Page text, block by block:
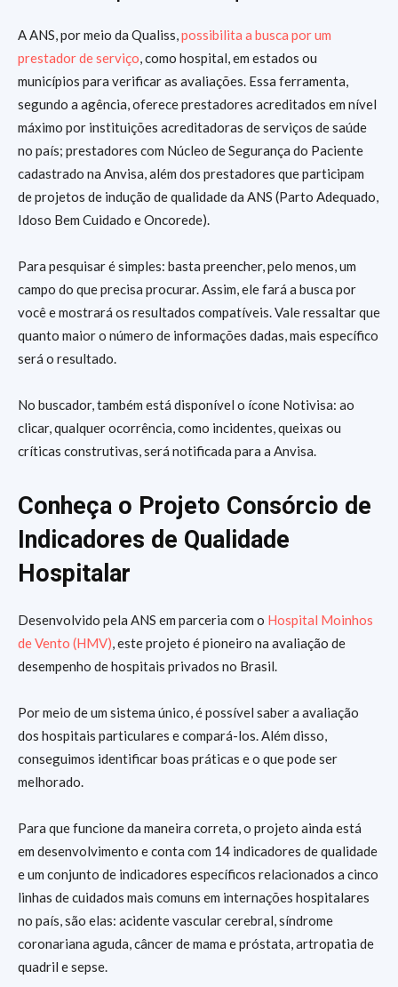
A ANS, por meio da Qualiss,possibilita a busca por um
prestador de serviço, como hospital, em estados ou
municípios para verificar as avaliações. Essa ferramenta,
segundo a agência, oferece prestadores acreditados em nível
máximo por instituições acreditadoras de serviços de saúde
no país; prestadores com Núcleo de Segurança do Paciente
cadastrado na Anvisa, além dos prestadores que participam
de projetos de indução de qualidade da ANS (Parto Adequado,
Idoso Bem Cuidado e Oncorede).
Para pesquisar é simples: basta preencher, pelo menos, um
campo do que precisa procurar. Assim, ele fará a busca por
você e mostrará os resultados compatíveis. Vale ressaltar que
quanto maior o número de informações dadas, mais específico
será o resultado.
No buscador, também está disponível o ícone Notivisa: ao
clicar, qualquer ocorrência, como incidentes, queixas ou
críticas construtivas, será notificada para a Anvisa.
Conheça o Projeto Consórcio de
Indicadores de Qualidade
Hospitalar
Desenvolvido pela ANS em parceria com o Hospital Moinhos
de Vento (HMV), este projeto é pioneiro na avaliação de
desempenho de hospitais privados no Brasil.
Por meio de um sistema único, é possível saber a avaliação
dos hospitais particulares e compará-los. Além disso,
conseguimos identificar boas práticas e o que pode ser
melhorado.
Para que funcione da maneira correta, o projeto ainda está
em desenvolvimento e conta com 14 indicadores de qualidade
e um conjunto de indicadores específicos relacionados a cinco
linhas de cuidados mais comuns em internações hospitalares
no país, são elas: acidente vascular cerebral, síndrome
coronariana aguda, câncer de mama e próstata, artropatia de
quadril e sepse.